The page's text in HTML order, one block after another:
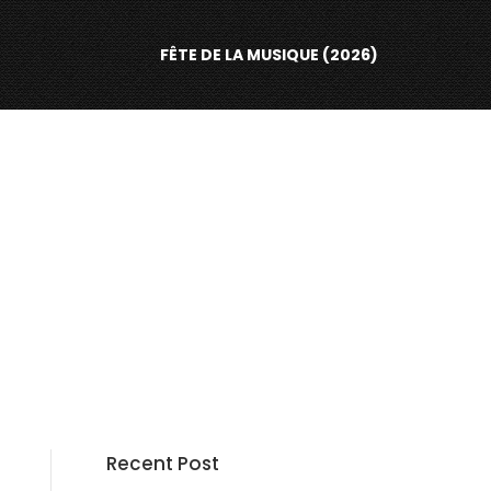
FÊTE DE LA MUSIQUE (2026)
Recent Post